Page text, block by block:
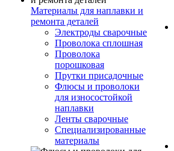
Материалы для наплавки и
ремонта деталей
Электроды сварочные
Проволока сплошная
Проволока
порошковая
Прутки присадочные
Флюсы и проволоки
для износостойкой
наплавки
Ленты сварочные
Специализированные
материалы